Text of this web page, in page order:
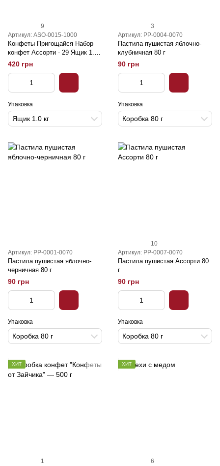
9
Артикул: ASO-0015-1000
Конфеты Пригощайся Набор
конфет Ассорти - 29 Ящик 1.0
кг
420 грн
Упаковка
Ящик 1.0 кг
3
Артикул: PP-0004-0070
Пастила пушистая яблочно-
клубничная 80 г
90 грн
Упаковка
Коробка 80 г
Артикул: PP-0001-0070
Пастила пушистая яблочно-
черничная 80 г
90 грн
Упаковка
Коробка 80 г
10
Артикул: PP-0007-0070
Пастила пушистая Ассорти 80
г
90 грн
Упаковка
Коробка 80 г
ХИТ
1
ХИТ
6